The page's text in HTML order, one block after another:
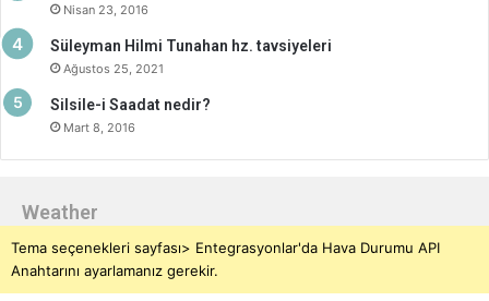
Nisan 23, 2016
Süleyman Hilmi Tunahan hz. tavsiyeleri
Ağustos 25, 2021
Silsile-i Saadat nedir?
Mart 8, 2016
Weather
Tema seçenekleri sayfası> Entegrasyonlar'da Hava Durumu API
Anahtarını ayarlamanız gerekir.